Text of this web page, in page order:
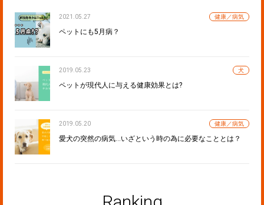
2021.05.27 健康／病気
ペットにも5月病？
2019.05.23 犬
ペットが現代人に与える健康効果とは?
2019.05.20 健康／病気
愛犬の突然の病気…いざという時の為に必要なこととは？